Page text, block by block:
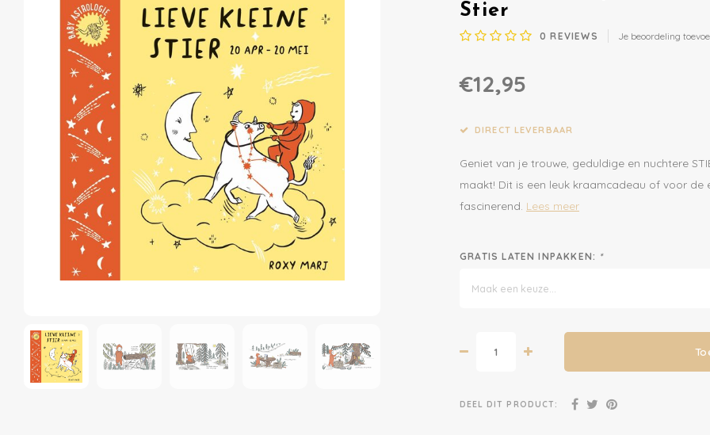
Stier
0 REVIEWS Je beoordeling
€12,95
DIRECT LEVERBAAR
Geniet van je trouwe, geduldige en nuchtere
maakt! Dit is een leuk kraamcadeau of voor
fascinerend. Lees meer
GRATIS LATEN INPAKKEN: *
Maak een keuze...
DEEL DIT PRODUCT: